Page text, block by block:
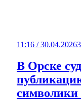
11:16 / 30.04.2026
В Орске
символики